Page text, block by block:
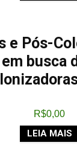
e Pós-
busca
R$0,00
LEIA MAIS